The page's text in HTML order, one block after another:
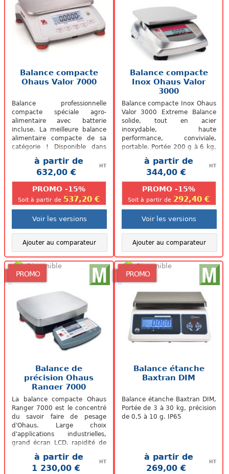
Balance compacte
Ohaus Valor 7000
Balance professionnelle
compacte spéciale agro-
alimentaire avec batterie
incluse. La meilleure balance
alimentaire compacte de sa
catégorie ! Disponible dans
des versions de portée
maximale de 1.5...
à partir de
632,00 €
HT
PROMO -15%
Soit à partir de 537,20 €
Voir les versions
Ajouter au comparateur
Balance compacte
Inox Ohaus Valor
3000
Balance compacte Inox Ohaus
Valor 3000 Extreme Balance
solide, tout en acier
inoxydable, haute
performance, conviviale,
portable. Portée 200 g à 6 kg,
précision 0,01 g à 2 g.
à partir de
344,00 €
HT
PROMO -15%
Soit à partir de 292,40 €
Voir les versions
Ajouter au comparateur
PROMO
Disponible
Balance de
précision Ohaus
Ranger 7000
La balance compacte Ohaus
Ranger 7000 est le concentré
du savoir faire de pesage
d'Ohaus. Large choix
d'applications industrielles,
grand écran LCD, rapidité de
stabilisation et grande
polyvalence...à partir de
1 230,00 €
HT
PROMO
Disponible
Balance étanche
Baxtran DIM
Balance étanche Baxtran DIM,
Portée de 3 à 30 kg, précision
de 0,5 à 10 g. IP65
à partir de
269,00 €
HT